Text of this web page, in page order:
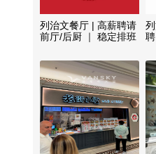
列治文餐厅 | 高薪聘请
前厅/后厨 ｜ 稳定排班